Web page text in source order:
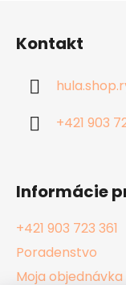
Kontakt
+421 903
Informácie
+421 903 723 361
Poradenstvo
Moja objednávka